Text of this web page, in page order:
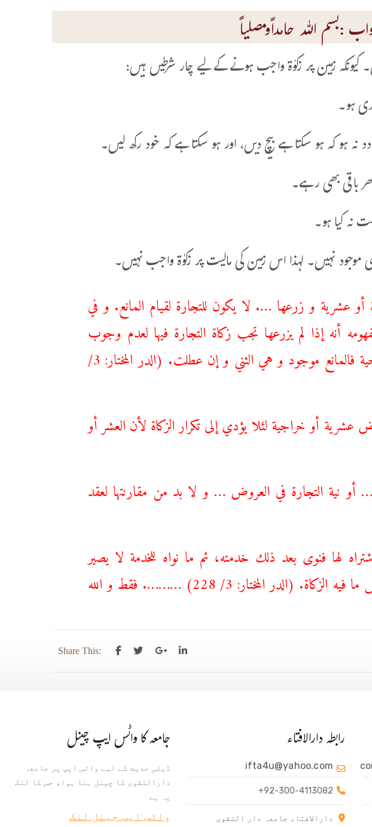
:بسم اللہ حامداًومصلیاً
زمین پر زکوٰة واجب ہونے کے لیے چار شرطیں ہیں:
نہیں۔ لہذا اس زمین کی مالیت پر زکوٰة واجب نہیں۔
عشرية و زرعها …. لا يكون للتجارة لقيام المانع. و في
أنه إذا لم يزرعها تجب زكاة التجارة فيها لعدم وجوب
العشر، فلم يوجب المانع، أما الخراجية فالمانع موجود و هي الثني و إن عطلت. (الدر المختار: 3/
عشرية أو خراجية لئلا يؤدي إلی تكرار الزكاة لأن العشر أو
نية التجارة في العروض … و لا بد من مقارنتها لعقد
لها فنوی بعد ذلك خدمته، ثم ما نواه للخدمة لا يصير
للتجارة و إن نواه لها ما لم يبعه بجنس ما فيه الزكاة. (الدر المختار: 3/ 228) ………. فقط و الله
Share This:
رابطہ دارالافتاء
ifta4u@yahoo.com
+92-300-4113082
دارالافتاء جامعہ دار التقوی
جامعہ کا واٹس ایپ چینل
ڈیلی حدیث کے لیے واٹس ایپ پر جامعہ
دارالتقوی کا چینل بنا ہوا، جس کا لنک
یہ ہے
واٹس ایپ جینل لنک